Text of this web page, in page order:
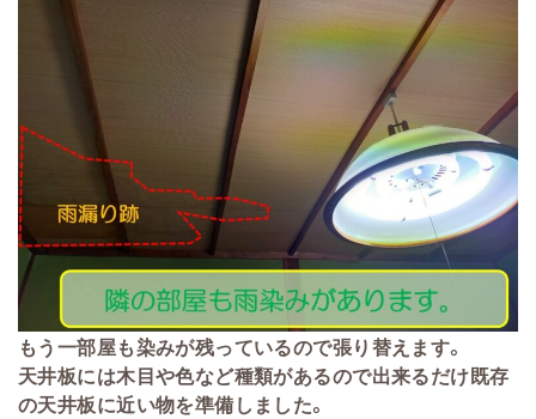
もう一部屋も染みが残っているので張り替えます。
天井板には木目や色など種類があるので出来るだけ既存
の天井板に近い物を準備しました。